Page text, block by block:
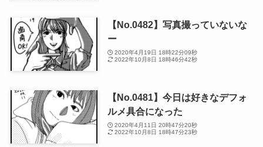
【No.0482】写真撮っていないな
ー
2020年4月19日 18時22分09秒
2022年10月8日 18時46分42秒
【No.0481】今日は好きなデフォ
ルメ具合になった
2020年4月11日 20時47分20秒
2022年10月8日 18時47分23秒